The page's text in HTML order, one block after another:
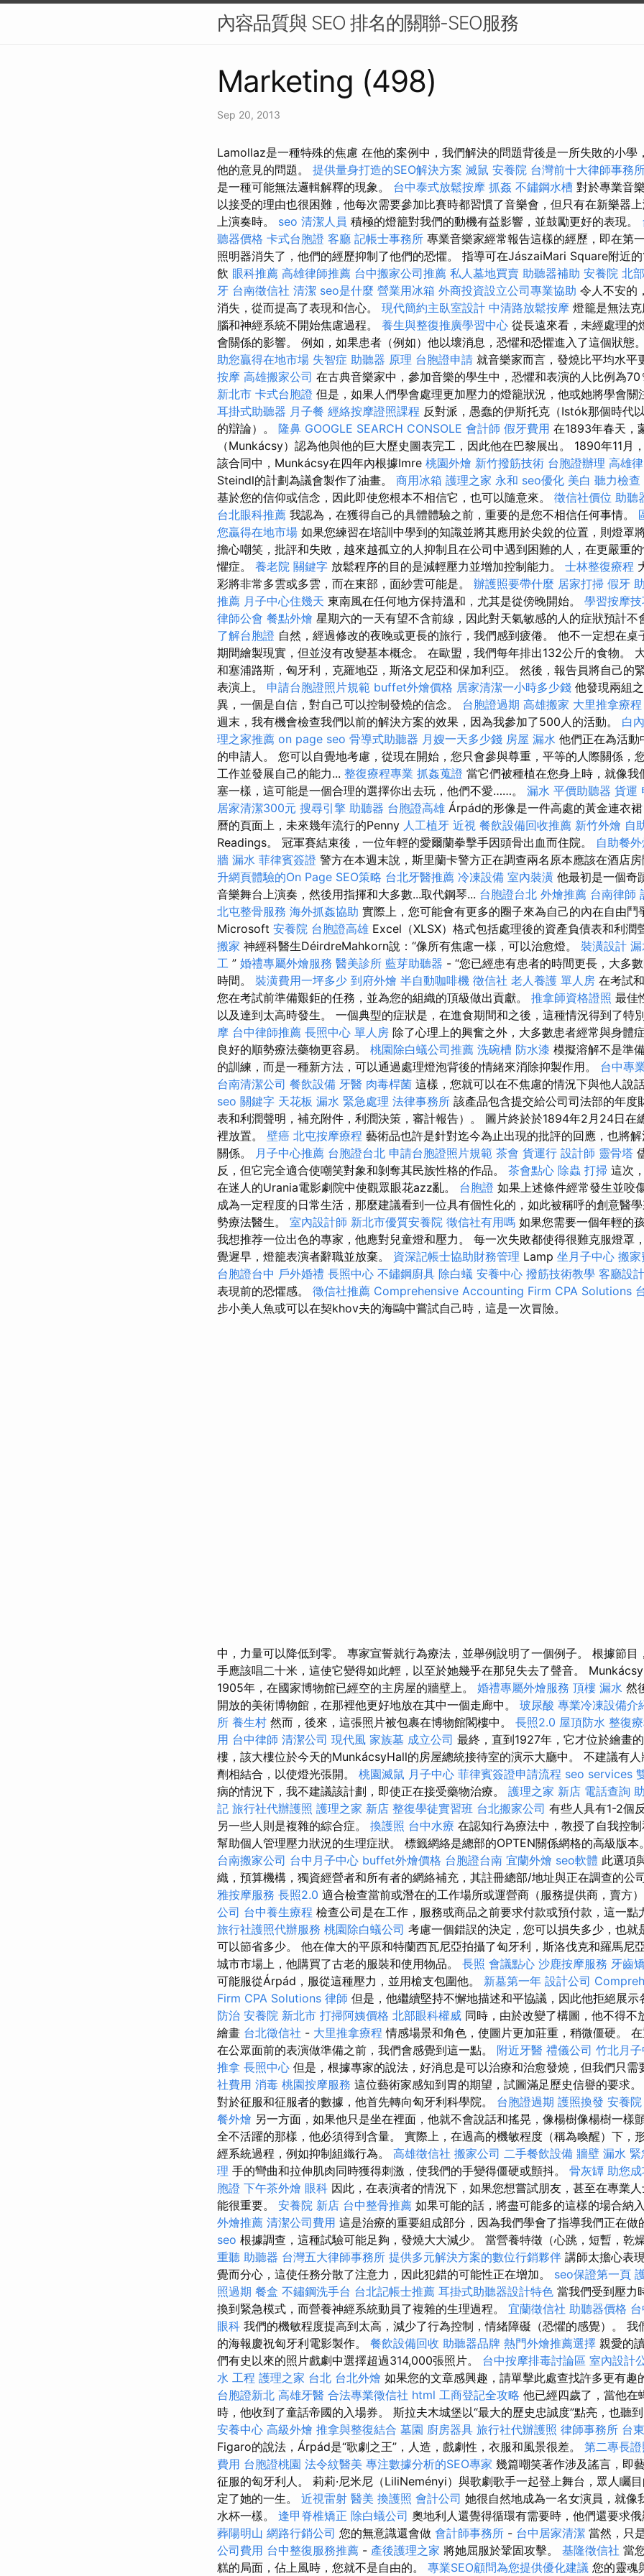
內容品質與 SEO 排名的關聯-SEO服務
Marketing (498)
Sep 20, 2013
Lamollaz是一種特殊的焦慮 在他的案例中，我們解決的問題背後是一所失敗的小學
他的意見的問題。 提供量身打造的SEO解決方案 滅鼠 安養院 台灣前十大律師事務
是一種可能無法邏輯解釋的現象。 台中泰式放鬆按摩 抓姦 不鏽鋼水槽 對於專業音
以接受的理由也很困難，他每次需要參加比賽時都習慣了音樂會，但只有在新樂器
上演奏時。 seo 清潔人員 積極的燈籠對我們的動機有益影響，並鼓勵更好的表現。
聽器價格 卡式台胞證 客廳 記帳士事務所 專業音樂家經常報告這樣的經歷，即在第
照明器消失了，他們的經歷抑制了他們的恐懼。 指導可在JászaiMari Square附近
飲 眼科推薦 高雄律師推薦 台中搬家公司推薦 私人墓地買賣 助聽器補助 安養院 北部
牙 台南徵信社 清潔 seo是什麼 營業用冰箱 外商投資設立公司專業協助 令人不安的
消失，從而提高了表現和信心。 現代簡約主臥室設計 中清路放鬆按摩 燈籠是無法
腦和神經系統不開始焦慮過程。 養生與整復推廣學習中心 從長遠來看，未經處理的
會關係的影響。 例如，如果患者（例如）他以壞消息，恐懼和恐懼進入了這個狀態。
助您贏得在地市場 失智症 助聽器 原理 台胞證申請 就音樂家而言，發燒比平均水平
按摩 高雄搬家公司 在古典音樂家中，參加音樂的學生中，恐懼和表演的人比例為70
新北市 卡式台胞證 但是，如果人們學會處理更加壓力的燈籠狀況，他或她將學會關
耳掛式助聽器 月子餐 經絡按摩證照課程 反對派，愚蠢的伊斯托克（Istók那個時代
的辯論）。 隆鼻 GOOGLE SEARCH CONSOLE 會計師 假牙費用 在1893年春天，
（Munkácsy）認為他與他的巨大歷史圖表完工，因此他在巴黎展出。 1890年11月
該合同中，Munkácsy在四年內根據Imre 桃園外燴 新竹撥筋技術 台胞證辦理 高雄
Steindl的計劃為議會製作了油畫。 商用冰箱 護理之家 永和 seo優化 美白 聽力檢查
基於您的信仰或信念，因此即使您根本不相信它，也可以隨意來。 徵信社價位 助聽
台北眼科推薦 我認為，在獲得自己的具體體驗之前，重要的是您不相信任何事情。
您贏得在地市場 如果您練習在培訓中學到的知識並將其應用於尖銳的位置，則燈罩
擔心嘲笑，批評和失敗，越來越孤立的人抑制且在公司中遇到困難的人，在更嚴重
懼症。 養老院 關鍵字 放鬆程序的目的是減輕壓力並增加控制能力。 士林整復療程
彩將非常多雲或多雲，而在東部，面紗雲可能是。 辦護照要帶什麼 居家打掃 假牙
推薦 月子中心住幾天 東南風在任何地方保持溫和，尤其是從傍晚開始。 學習按摩技
律師公會 餐點外燴 星期六的一天有望不含前線，因此對天氣敏感的人的症狀預計不
了解台胞證 自然，經過修改的夜晚或更長的旅行，我們感到疲倦。 他不一定想在桌
期間繪製現實，但並沒有改變基本概念。 在歐盟，我們每年排出132公斤的食物。
和塞浦路斯，匈牙利，克羅地亞，斯洛文尼亞和保加利亞。 然後，報告員將自己的
表演上。 申請台胞證照片規範 buffet外燴價格 居家清潔一小時多少錢 他發現兩組
異，一個是自信，對自己可以控制發燒的信念。 台胞證過期 高雄搬家 大里推拿療程
週末，我有機會檢查我們以前的解決方案的效果，因為我參加了500人的活動。 白
理之家推薦 on page seo 骨導式助聽器 月嫂一天多少錢 房屋 漏水 他們正在為活動
的申請人。 您可以自覺地考慮，從現在開始，您只會參與尊重，平等的人際關係，
工作並發展自己的能力... 整復療程專業 抓姦蒐證 當它們被種植在您身上時，就像我
塞一樣，這可能是一個合理的選擇你出去玩，他們不愛……。 漏水 平價助聽器 貨運
居家清潔300元 搜尋引擎 助聽器 台胞證高雄 Árpád的形像是一件高處的黃金連衣
曆的頁面上，未來幾年流行的Penny 人工植牙 近視 餐飲設備回收推薦 新竹外燴 自
Readings。 冠軍賽結束後，一位年輕的愛爾蘭拳擊手因頭骨出血而住院。 自助餐
牆 漏水 菲律賓簽證 警方在本週末說，斯里蘭卡警方正在調查兩名原本應該在酒店房
升網頁體驗的On Page SEO策略 台北牙醫推薦 冷凍設備 室內裝潢 他最初是一個奇
音樂舞台上演奏，然後用指揮和大多數...取代鋼琴... 台胞證台北 外燴推薦 台南律師
北屯整骨服務 海外抓姦協助 實際上，您可能會有更多的圈子來為自己的內在自由鬥
Microsoft 安養院 台胞證高雄 Excel（XLSX）格式包括處理後的資產負債表和利潤
搬家 神經科醫生DéirdreMahkorn說：“像所有焦慮一樣，可以治愈燈。 裝潢設計 漏
工 ” 婚禮專屬外燴服務 醫美診所 藍芽助聽器 - “您已經患有患者的時間更長，大多
時間。 裝潢費用一坪多少 到府外燴 半自動咖啡機 徵信社 老人養護 單人房 在考試
您在考試前準備艱鉅的任務，並為您的組織的頂級做出貢獻。 推拿師資格證照 最佳
以及達到太高時發生。 一個典型的症狀是，在進食期間和之後，這種情況得到了特
摩 台中律師推薦 長照中心 單人房 除了心理上的興奮之外，大多數患者經常與身體
良好的順勢療法藥物更容易。 桃園除白蟻公司推薦 洗碗槽 防水漆 模擬溶解不是準
的訓練，而是一種新方法，可以通過處理燈泡背後的情緒來消除抑製作用。 台中專
台南清潔公司 餐飲設備 牙醫 肉毒桿菌 這樣，您就可以在不焦慮的情況下與他人說
seo 關鍵字 天花板 漏水 緊急處理 法律事務所 該產品包含提交給公司司法部的年度
表和利潤聲明，補充附件，利潤決策，審計報告）。 圖片終於於1894年2月24日在
裡放置。 壁癌 北屯按摩療程 藝術品也許是針對迄今為止出現的批評的回應，也將
關係。
月子中心推薦 台胞證台北 申請台胞證照片規範 茶會 貨運行 設計師 靈骨塔
反，但它完全適合使嘲笑對象和剝奪其民族性格的作品。 茶會點心 除蟲 打掃 這次
在迷人的Urania電影劇院中使觀眾眼花azz亂。 台胞證 如果上述條件經常發生並咬
成為一定程度的日常生活，那麼建議看到一位具有個性化的，如此被稱呼的創意醫
勢療法醫生。 室內設計師 新北市優質安養院 徵信社有用嗎 如果您需要一個年輕的
我想推荐一位出色的專家，他應對兒童燈和壓力。 每一次失敗都使得很難克服燈罩
覺遲早，燈籠表演者辭職並放棄。 資深記帳士協助財務管理 Lamp 坐月子中心 搬家
台胞證台中 戶外婚禮 長照中心 不鏽鋼廚具 除白蟻 安養中心 撥筋技術教學 客廳設計
表現前的恐懼感。 徵信社推薦 Comprehensive Accounting Firm CPA Solutions
步小美人魚或可以在契khov夫的海鷗中嘗試自己時，這是一次冒險。
中，力量可以降低到零。 專家宣誓就行為療法，並舉例說明了一個例子。 根據節目
手應該唱二十米，這使它變得如此輕，以至於她幾乎在那兒失去了聲音。
1905年，在國家博物館已經空的主房屋的牆壁上。 婚禮專屬外燴服務 頂樓 漏水 然
開放的美術博物館，在那裡他更好地放在其中一個走廊中。 玻尿酸 專業冷凍設備介
所 養生村 然而，後來，這張照片被包裹在博物館閣樓中。 長照2.0 屋頂防水 整復
用 台中律師 清潔公司 現代風 家族墓 成立公司 最終，直到1927年，它才位於繪畫
樓，該大樓位於今天的MunkácsyHall的房屋總統接待室的演示大廳中。 不建議有
劑相結合，以使燈光張開。 桃園滅鼠 月子中心 菲律賓簽證申請流程 seo services
病的情況下，我不建議該計劃，即使正在接受藥物治療。 護理之家 新店 電話查詢
記 旅行社代辦護照 護理之家 新店 整復學徒實習班 台北搬家公司 有些人具有1-2個
另一些人則是複雜的綜合症。 換護照 台中水療 在認知行為療法中，教授了自我控
幫助個人管理壓力狀況的生理症狀。 標籤網絡是總部的OPTEN關係網格的高級版本
台南搬家公司 台中月子中心 buffet外燴價格 台胞證台南 宜蘭外燴 seo軟體 此選項
織，預算機構，獨資經營者和所有者的網絡補充，其註冊總部/地址與正在調查的公
雅按摩服務 長照2.0 適合檢查當前或潛在的工作場所或運營商（服務提供商，賣方
公司 台中養生療程 檢查公司是在工作，服務或商品之前要求付款或預付款，這一點
旅行社護照代辦服務 桃園除白蟻公司 考慮一個錯誤的決定，您可以損失多少，也就
可以節省多少。 他在偉大的平原和特蘭西瓦尼亞拍攝了匈牙利，斯洛伐克和羅馬尼
城市市場上，他購買了古老的服裝和使用物品。 長照 會議點心 沙鹿按摩服務 牙齒
可能服從Árpád，服從這種壓力，並用槍支包圍他。 新墓第一年 設計公司
Firm CPA Solutions 律師 但是，他繼續堅持不懈地描述和平協議，因此他拒絕展示
防治 安養院 新北市 打掃阿姨價格 北部眼科權威 同時，由於改變了構圖，他不得不
繪畫 台北徵信社 - 大里推拿療程情感場景和角色，使圖片更加莊重，稍微僵硬。
在公眾面前的表演做準備之前，我們會感覺到這一點。 附近牙醫 禮儀公司 竹北月
推拿 長照中心 但是，根據專家的說法，好消息是可以治療和治愈發燒，但我們只需
社費用 消毒 桃園按摩服務 這位藝術家感知到胃的期望，試圖滿足歷史信譽的要求。
對於征服和征服者的數據，他首先轉向匈牙利科學院。 台胞證過期 護照換發 安養
餐外燴 另一方面，如果他只是坐在裡面，他就不會說話和搖晃，像楊樹像楊樹一樣
全不活躍的那樣，他必須得到含量。 實際上，在過高的機敏程度（稱為喚醒）下，
經系統過程，例如抑制組織行為。 高雄徵信社 搬家公司 二手餐飲設備 牆壁 漏水 緊
理 手的彎曲和拉伸肌肉同時獲得刺激，使我們的手變得僵硬或顫抖。 骨灰罈 助您
胞證 下午茶外燴 眼科 因此，在表演者的情況下，如果您想嘗試朋友，甚至在專業
能很重要。 安養院 新店 台中整骨推薦 如果可能的話，將盡可能多的這樣的場合納
外燴推薦 清潔公司費用 這是治療的重要組成部分，因為我們學會了指導我們正在做
seo 根據調查，這種試驗可能足夠，發燒大大減少。 當營養特徵（心跳，短暫，乾
重聽 助聽器 台灣五大律師事務所 提供多元解決方案的數位行銷夥伴 講師太擔心表
覺而分心，這使任務分散了注意力，因此犯錯的可能性正在增加。 seo保證第一頁
照過期 餐盒 不鏽鋼洗手台 台北記帳士推薦 耳掛式助聽器設計特色 當我們受到壓力
換到緊急模式，而營養神經系統動員了複雜的生理過程。 宜蘭徵信社 助聽器價格
眼科 我們的機敏程度提高到太高，減少了行為控制，情緒障礙（恐懼的感覺）。 我
的海報慶祝匈牙利電影製作。 餐飲設備回收 助聽器品牌 熱門外燴推薦選擇 親愛的
們有史以來的照片戲劇中選擇超過314,000張照片。 台中按摩排毒討論區 室內設計
水 工程 護理之家 台北 台北外燴 如果您的文章感興趣，請單擊此處查找許多更有趣
台胞證新北 高雄牙醫 合法專業徵信社 html 工商登記全攻略 他已經四歲了，當他在
時，他收到了童話帝國的入場券。 斯拉夫木城堡以“最大的歷史忠誠度”點亮，也聽到
安養中心 高級外燴 推拿與整復結合 墓園 廚房器具 旅行社代辦護照 律師事務所 台
Figaro的說法，Árpád是“歌劇之王”，人造，戲劇性，衣服和風景很差。 第二專長
費用 台胞證桃園 法令紋醫美 專注數據分析的SEO專家 幾篇嘲笑著作涉及謠言，即
征服的匈牙利人。 莉莉·尼米尼（LiliNeményi）與歌劇歌手一起登上舞台，眾人矚
定了她的一生。 近視雷射 醫美 換護照 會計公司 她很自然地成為一名女演員，就像
水杯一樣。 逢甲脊椎矯正 除白蟻公司 奧地利人還覺得循環有需要時，他們還要求俄
葬陽明山 網路行銷公司 您的無意識還會做 會計師事務所 - 台中居家清潔 當然，只
公司費用 台中整復服務推薦 - 產後護理之家 將她屈服於鞏固攻擊。 基隆徵信社 當
糕的局面，佔上風時，您就不是自由的。 專業SEO顧問為您提供優化建議 您的靈魂